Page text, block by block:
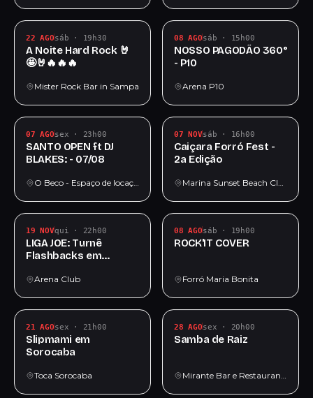
22 AGOsáb · 19h30
A Noite Hard Rock 🤘
🤩🤘🔥🔥🔥
Mister Rock Bar in Sampa
08 AGOsáb · 15h00
NOSSO PAGODÃO 360°
- P10
Arena P10
07 AGOsex · 23h00
SANTO OPEN ft DJ
BLAKES: - 07/08
O Beco - Espaço de locação para realização de festas e eventos
07 NOVsáb · 16h00
Caiçara Forró Fest -
2a Edição
Marina Sunset Beach Club Bar e Restaurante
19 NOVqui · 22h00
LIGA JOE: Turnê
Flashbacks em
Arena Club
08 AGOsáb · 19h00
ROCK'IT COVER
Forró Maria Bonita
21 AGOsex · 21h00
Slipmami em
Sorocaba
Toca Sorocaba
28 AGOsex · 20h00
Samba de Raiz
Mirante Bar e Restaurante